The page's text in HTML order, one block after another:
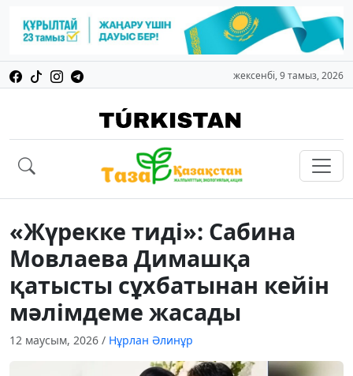
жексенбі, 9 тамыз, 2026
«Жүрекке тиді»: Сабина
Мовлаева Димашқа
қатысты сұхбатынан кейін
мәлімдеме жасады
12 маусым, 2026 / Нұрлан Әлинұр